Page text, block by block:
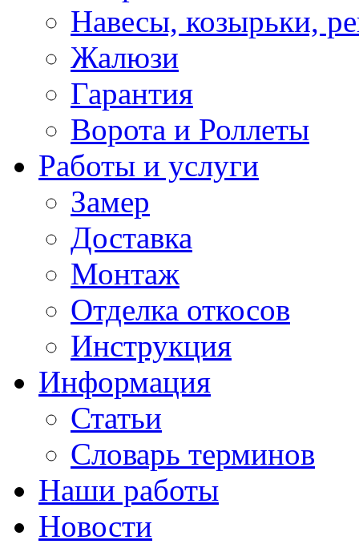
Навесы, козырьки,
Жалюзи
Гарантия
Ворота и Роллеты
Работы и услуги
Замер
Доставка
Монтаж
Отделка откосов
Инструкция
Информация
Статьи
Словарь терминов
Наши работы
Новости